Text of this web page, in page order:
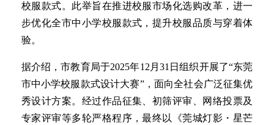
校服款式。此举旨在推进校服市场化选购改革，进一
步优化全市中小学校服款式，提升校服品质与穿着体
验。
据介绍，市教育局于2025年12月31日组织开展了“东莞
市中小学校服款式设计大赛”，面向全社会广泛征集优
秀设计方案。经过作品征集、初筛评审、网络投票及
专家评审等多轮严格程序，最终以《莞城灯影・星芒